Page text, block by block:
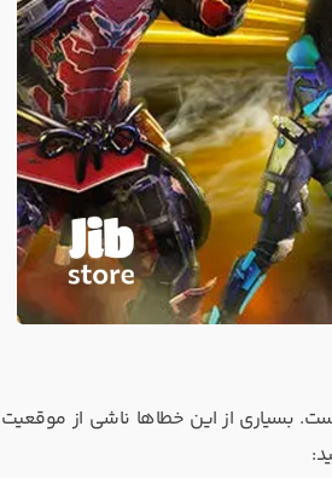
بسیاری از این خطاها ناشی از